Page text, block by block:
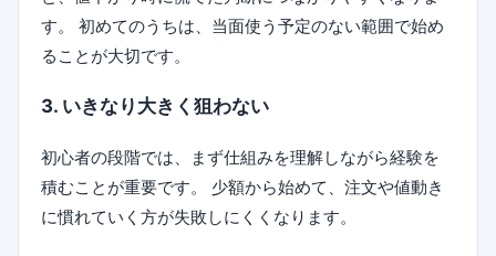
す。 初めてのうちは、当面使う予定のない範囲で始め
ることが大切です。
3. いきなり大きく狙わない
初心者の段階では、まず仕組みを理解しながら経験を
積むことが重要です。 少額から始めて、注文や値動き
に慣れていく方が失敗しにくくなります。